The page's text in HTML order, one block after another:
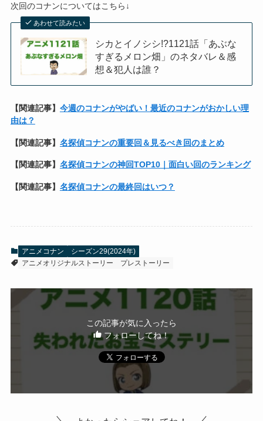
次回のコナンについてはこちら↓
あわせて読みたい
シカとイノシシ!?1121話「あぶな
すぎるメロン畑」のネタバレ＆感
想＆犯人は誰？
【関連記事】 今週のコナンがやばい！最近のコナンがおかしい理
由は？
【関連記事】 名探偵コナンの重要回＆見るべき回のまとめ
【関連記事】 名探偵コナンの神回TOP10｜面白い回のランキング
【関連記事】 名探偵コナンの最終回はいつ？
アニメコナン
シーズン29(2024年)
アニメオリジナルストーリー
プレストーリー
この記事が気に入ったら
フォローしてね！